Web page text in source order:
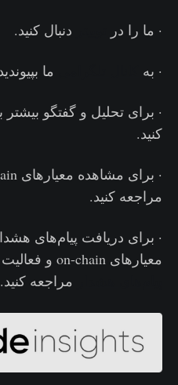
· ما را در دنبال کنید.
· به ما
· برای تحلیل و گفتگو بیشتر
کنید.
· برای مشاهده معیارهای on-chain، به
مراجعه کنید.
· برای دریافت پیام‌های
معیارهای on-chain و فعالیت‌ صرافی ها، به صفحه
مراجعه کنید.